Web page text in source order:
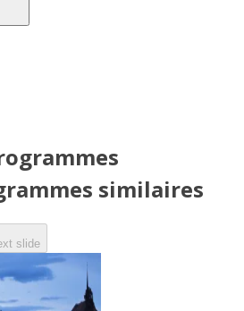
similaires
slide